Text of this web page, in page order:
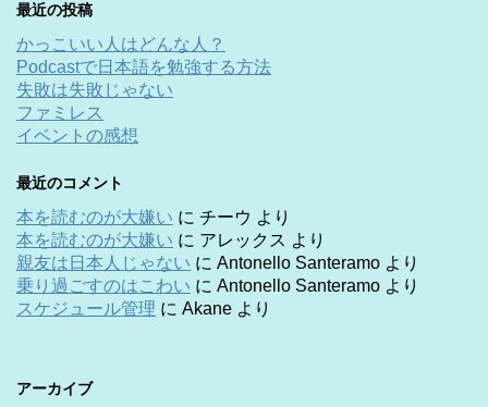
最近の投稿
かっこいい人はどんな人？
Podcastで日本語を勉強する方法
失敗は失敗じゃない
ファミレス
イベントの感想
最近のコメント
本を読むのが大嫌い に チーウ より
本を読むのが大嫌い に アレックス より
親友は日本人じゃない に Antonello Santeramo より
乗り過ごすのはこわい に Antonello Santeramo より
スケジュール管理 に Akane より
アーカイブ